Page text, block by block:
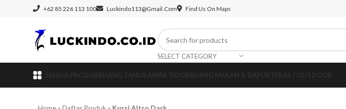
+62 85 226 113 100 Luckindo113@gmail.com Find Us On Maps
SELECT CATEGORY